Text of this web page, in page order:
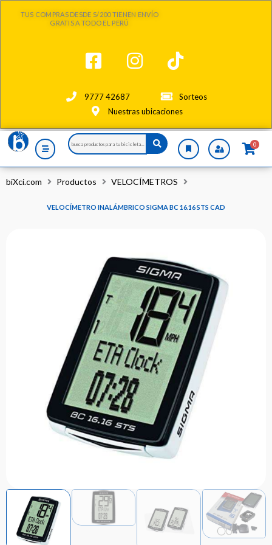
TUS COMPRAS DESDE S/200 TIENEN ENVÍO
GRATIS A TODO EL PERÚ
9777 42687
Sorteos
Nuestras ubicaciones
Search
...
0
biXci.com Productos VELOCÍMETROS
VELOCÍMETRO INALÁMBRICO SIGMA BC 16.16 STS CAD